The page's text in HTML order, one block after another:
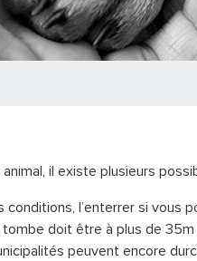
il existe plusieurs
conditions, l’enterrer si
doit être à plus de
peuvent encore